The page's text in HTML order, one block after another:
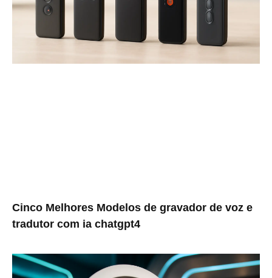
Cinco Melhores Modelos de gravador de voz e
tradutor com ia chatgpt4